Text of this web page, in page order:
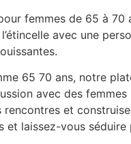
femmes de 65 à 70
avec une
65 70 ans, notre
avec des
et
et laissez-vous